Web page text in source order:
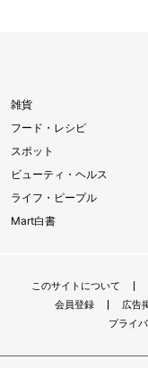
雑貨
フード・レシピ
スポット
ビューティ・ヘルス
ライフ・ピープル
Mart白書
このサイトについて
会員登録
広告
プライ